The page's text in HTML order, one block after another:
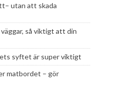
utan att skada
så viktigt att din
syftet är super viktigt
matbordet – gör